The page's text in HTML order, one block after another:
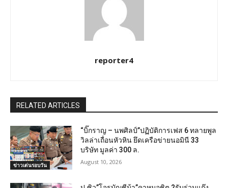
reporter4
RELATED ARTICLES
ข่าวเด่นรอบวัน
“บิ๊กราญ – นพศิลป์”ปฏิบัติการเฟส 6 ทลายพูล
วิลล่าเถื่อนหัวหิน ยึดเครือข่ายนอมินี 33
บริษัท มูลค่า 300 ล.
August 10, 2026